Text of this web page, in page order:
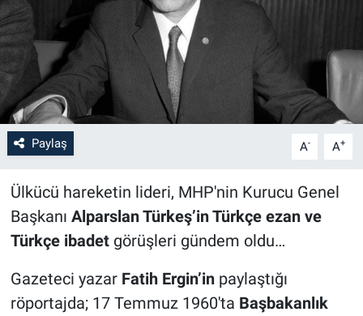
Paylaş A- A+
Ülkücü hareketin lideri, MHP'nin Kurucu Genel
Başkanı Alparslan Türkeş’in Türkçe ezan ve
Türkçe ibadetgörüşleri gündem oldu…
Gazeteci yazar Fatih Ergin’inpaylaştığı
röportajda; 17 Temmuz 1960'ta Başbakanlık